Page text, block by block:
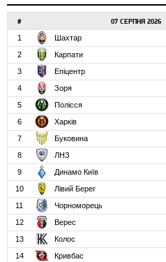
# 07 СЕРПНЯ 2026
1 Шахтар
2
Карпати
3
Епіцентр
4
Зоря
5
Полісся
6
Харків
7
Буковина
8
ЛНЗ
9
Динамо Київ
10
Лівий Берег
11
Чорноморець
12
Верес
13
Колос
14
Кривбас